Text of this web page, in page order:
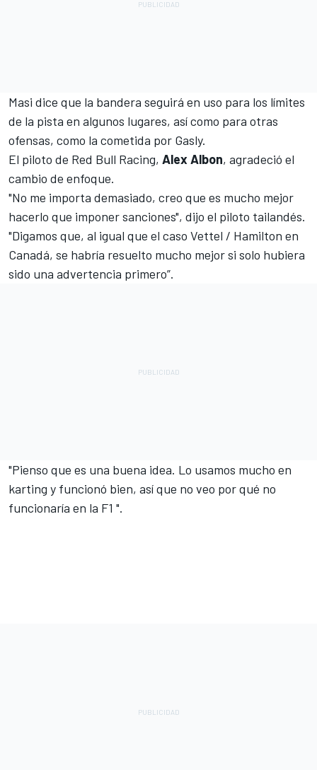
Masi dice que la bandera seguirá en uso para los límites
de la pista en algunos lugares, así como para otras
ofensas, como la cometida por Gasly.
El piloto de Red Bull Racing, Alex Albon, agradeció el
cambio de enfoque.
"No me importa demasiado, creo que es mucho mejor
hacerlo que imponer sanciones", dijo el piloto tailandés.
"Digamos que, al igual que el caso Vettel / Hamilton en
Canadá, se habría resuelto mucho mejor si solo hubiera
sido una advertencia primero”.
"Pienso que es una buena idea. Lo usamos mucho en
karting y funcionó bien, así que no veo por qué no
funcionaría en la F1 ".